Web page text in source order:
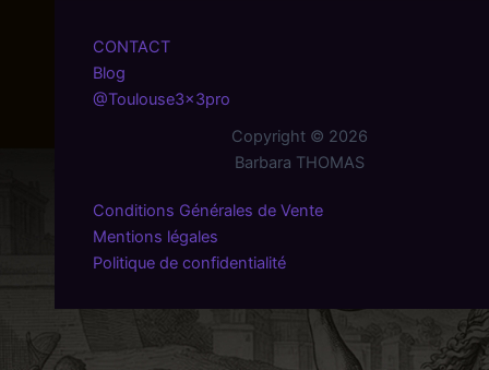
CONTACT
Blog
@Toulouse3x3pro
Copyright © 2026
Barbara THOMAS
Conditions Générales de Vente
Mentions légales
Politique de confidentialité